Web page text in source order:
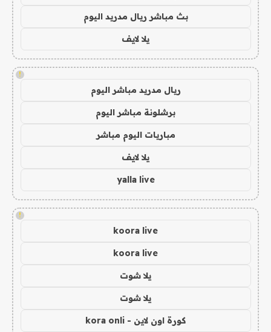
بث مباشر ريال مدريد اليوم
يلا لايف
!
ريال مدريد مباشر اليوم
برشلونة مباشر اليوم
مباريات اليوم مباشر
يلا لايف
yalla live
!
koora live
koora live
يلا شوت
يلا شوت
كورة اون لاين - kora onli